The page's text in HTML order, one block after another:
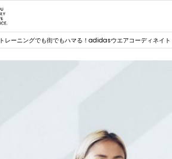
トレーニングでも街でもハマる！adidasウエアコーディネイ